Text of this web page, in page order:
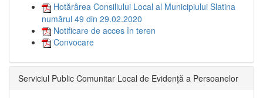
Hotărârea Consiliului Local al Municipiului Slatina
numărul 49 din 29.02.2020
Notificare de acces în teren
Convocare
Serviciul Public Comunitar Local de Evidență a Persoanelor